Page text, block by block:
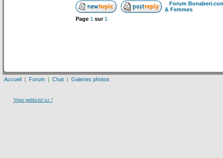
Forum
& Femmes
Page 1 sur1
Accueil | Forum | Chat | Galeries photos
Votre publicité ici ?